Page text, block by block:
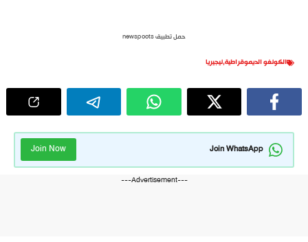
حمل تطبيق newspoots
الكونغو الديموقراطية,نيجيريا
Join WhatsApp
Join Now
---Advertisement---